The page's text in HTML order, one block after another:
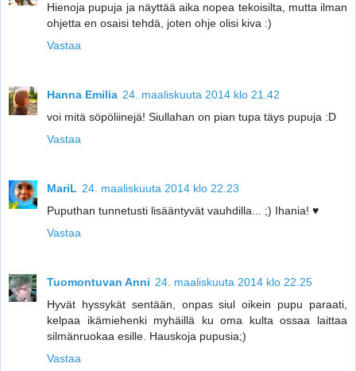
Hienoja pupuja ja näyttää aika nopea tekoisilta, mutta ilman
ohjetta en osaisi tehdä, joten ohje olisi kiva :)
Vastaa
Hanna Emilia 24. maaliskuuta 2014 klo 21.42
voi mitä söpöliinejä! Siullahan on pian tupa täys pupuja :D
Vastaa
MariL 24. maaliskuuta 2014 klo 22.23
Puputhan tunnetusti lisääntyvät vauhdilla... ;) Ihania! ♥
Vastaa
Tuomontuvan Anni 24. maaliskuuta 2014 klo 22.25
Hyvät hyssykät sentään, onpas siul oikein pupu paraati,
kelpaa ikämiehenki myhäillä ku oma kulta ossaa laittaa
silmänruokaa esille. Hauskoja pupusia;)
Vastaa